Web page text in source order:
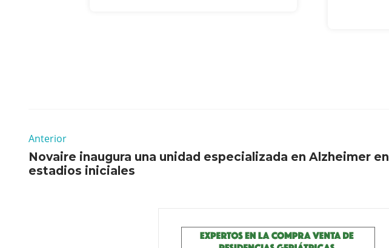
Anterior
Novaire inaugura una unidad especializada en Alzheimer en
estadios iniciales